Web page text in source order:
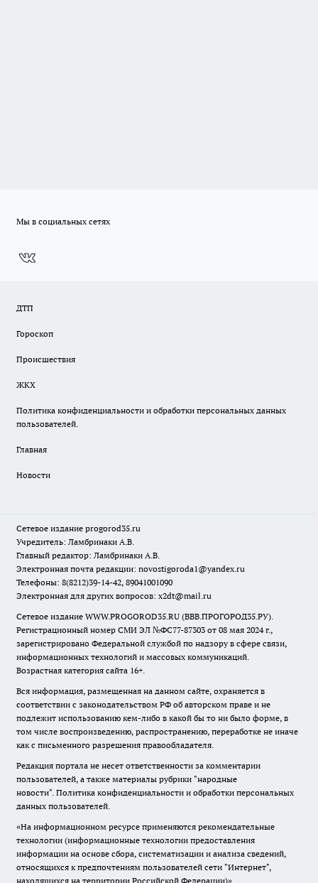
Мы в социальных сетях
ДТП
Гороскоп
Происшествия
ЖКХ
Политика конфиденциальности и обработки персональных данных
пользователей.
Главная
Новости
Сетевое издание progorod35.ru
Учредитель: Ламбринаки А.В.
Главный редактор: Ламбринаки А.В.
Электронная почта редакции: novostigoroda1@yandex.ru
Телефоны: 8(8212)39-14-42, 89041001090
Электронная для других вопросов: x2dt@mail.ru
Сетевое издание WWW.PROGOROD35.RU (ВВВ.ПРОГОРОД35.РУ).
Регистрационный номер СМИ ЭЛ №ФС77-87303 от 08 мая 2024 г.,
зарегистрировано Федеральной службой по надзору в сфере связи,
информационных технологий и массовых коммуникаций.
Возрастная категория сайта 16+.
Вся информация, размещенная на данном сайте, охраняется в
соответствии с законодательством РФ об авторском праве и не
подлежит использованию кем-либо в какой бы то ни было форме, в
том числе воспроизведению, распространению, переработке не иначе
как с письменного разрешения правообладателя.
Редакция портала не несет ответственности за комментарии
пользователей, а также материалы рубрики "народные
новости". Политика конфиденциальности и обработки персональных
данных пользователей.
«На информационном ресурсе применяются рекомендательные
технологии (информационные технологии предоставления
информации на основе сбора, систематизации и анализа сведений,
относящихся к предпочтениям пользователей сети "Интернет",
находящихся на территории Российской Федерации)».